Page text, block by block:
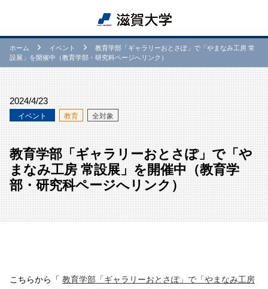
ホーム イベント
教育学部「ギャラリーおとさぽ」で「やまなみ工房 常
設展」を開催中（教育学部・研究科ページへリンク）
2024/4/23
イベント 教育 全対象
教育学部「ギャラリーおとさぽ」で「や
まなみ工房 常設展」を開催中（教育学
部・研究科ページへリンク）
こちらから「 教育学部「ギャラリーおとさぽ」で「やまなみ工房